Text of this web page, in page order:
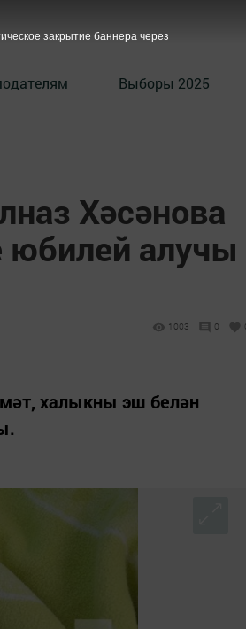
Выборы 2025
Хәсәнова
юбилей алучы
1003 0
халыкны эш белән
закрытие баннера через